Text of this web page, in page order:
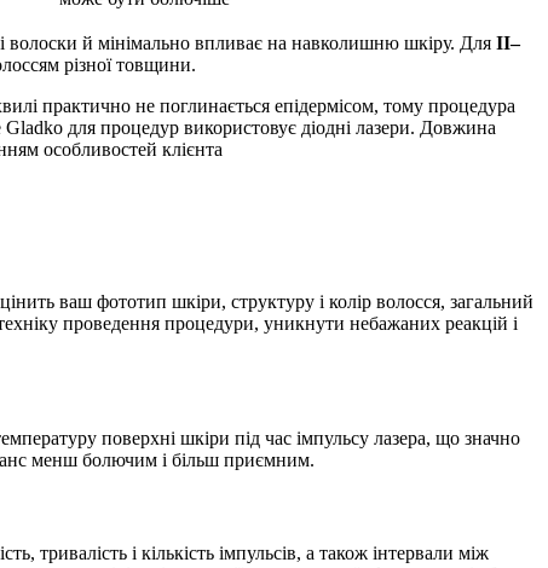
волоски й мінімально впливає на навколишню шкіру. Для II–
різної товщини.
практично не поглинається епідермісом, тому процедура
для процедур використовує діодні лазери. Довжина
особливостей клієнта
ваш фототип шкіри, структуру і колір волосся, загальний
проведення процедури, уникнути небажаних реакцій і
поверхні шкіри під час імпульсу лазера, що значно
менш болючим і більш приємним.
тривалість і кількість імпульсів, а також інтервали між